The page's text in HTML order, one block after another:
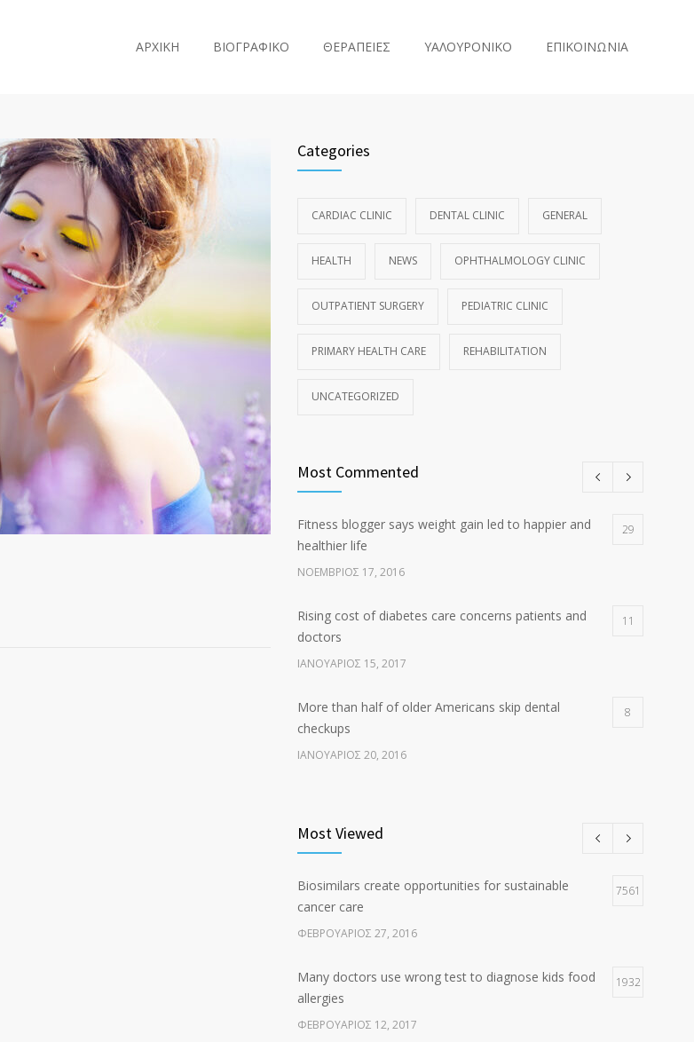
ΑΡΧΙΚΗ ΒΙΟΓΡΑΦΙΚΟ ΘΕΡΑΠΕΙΕΣ ΥΑΛΟΥΡΟΝΙΚΟ ΕΠΙΚΟΙΝΩΝΙΑ
Categories
CARDIAC CLINIC DENTAL CLINIC GENERAL
HEALTH NEWS OPHTHALMOLOGY CLINIC
OUTPATIENT SURGERY PEDIATRIC CLINIC
PRIMARY HEALTH CARE REHABILITATION
UNCATEGORIZED
Most Commented
Fitness blogger says weight gain led to happier and
healthier life
29
ΝΟΈΜΒΡΙΟΣ 17, 2016
Rising cost of diabetes care concerns patients and
doctors
11
ΙΑΝΟΥΆΡΙΟΣ 15, 2017
More than half of older Americans skip dental
checkups
8
ΙΑΝΟΥΆΡΙΟΣ 20, 2016
Researchers identify mechanism of oncogene action
in lung cancer
7
ΦΕΒΡΟΥΆΡΙΟΣ 26, 2016
Most Viewed
Biosimilars create opportunities for sustainable
cancer care
7561
ΦΕΒΡΟΥΆΡΙΟΣ 27, 2016
Many doctors use wrong test to diagnose kids food
allergies
1932
ΦΕΒΡΟΥΆΡΙΟΣ 12, 2017